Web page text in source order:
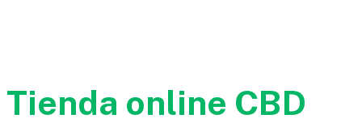
Tienda online CBD